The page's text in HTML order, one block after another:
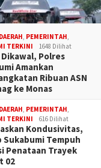
DAERAH, PEMERINTAH,
TERKINI
1648 Dilihat
Dikawal, Polres
Amankan
Ribuan ASN
ke Monas
DAERAH, PEMERINTAH,
TERKINI
616 Dilihat
Kondusivitas,
Sukabumi Tempuh
Penataan Trayek
02